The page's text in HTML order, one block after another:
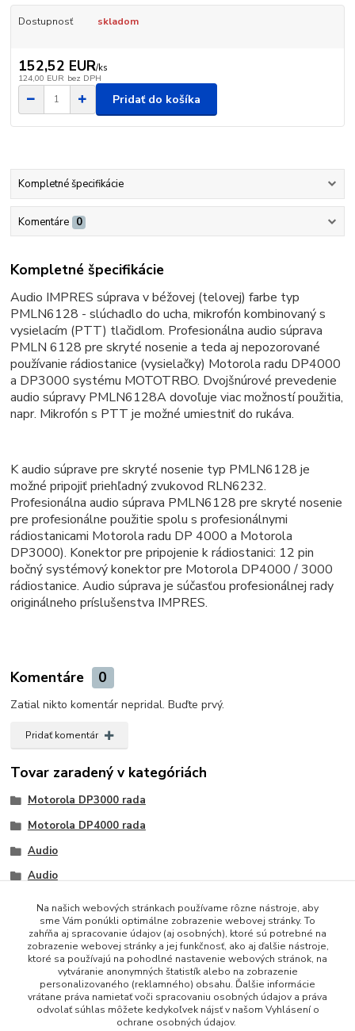
Dostupnosť skladom
152,52 EUR/ks
124,00 EUR bez DPH
Pridať do košíka
Kompletné špecifikácie
Komentáre 0
Kompletné špecifikácie
Audio IMPRES súprava v béžovej (telovej) farbe typ
PMLN6128 - slúchadlo do ucha, mikrofón kombinovaný s
vysielacím (PTT) tlačidlom. Profesionálna audio súprava
PMLN 6128 pre skryté nosenie a teda aj nepozorované
používanie rádiostanice (vysielačky) Motorola radu DP4000
a DP3000 systému MOTOTRBO. Dvojšnúrové prevedenie
audio súpravy PMLN6128A dovoľuje viac možností použitia,
napr. Mikrofón s PTT je možné umiestniť do rukáva.
K audio súprave pre skryté nosenie typ PMLN6128 je
možné pripojiť priehľadný zvukovod RLN6232.
Profesionálna audio súprava PMLN6128 pre skryté nosenie
pre profesionálne použitie spolu s profesionálnymi
rádiostanicami Motorola radu DP 4000 a Motorola
DP3000). Konektor pre pripojenie k rádiostanici: 12 pin
bočný systémový konektor pre Motorola DP4000 / 3000
rádiostanice. Audio súprava je súčasťou profesionálnej rady
originálneho príslušenstva IMPRES.
Komentáre 0
Zatial nikto komentár nepridal. Buďte prvý.
Pridať komentár
Tovar zaradený v kategóriách
Motorola DP3000 rada
Motorola DP4000 rada
Audio
Audio
+421 948 229 224
Na našich webových stránkach používame rôzne nástroje, aby
sme Vám ponúkli optimálne zobrazenie webovej stránky. To
zahŕňa aj spracovanie údajov (aj osobných), ktoré sú potrebné na
zobrazenie webovej stránky a jej funkčnosť, ako aj ďalšie nástroje,
ktoré sa používajú na pohodlné nastavenie webových stránok, na
vytváranie anonymných štatistík alebo na zobrazenie
personalizovaného (reklamného) obsahu. Ďalšie informácie
vrátane práva namietať voči spracovaniu osobných údajov a práva
odvolať súhlas môžete kedykoľvek nájsť v našom Vyhlásení o
ochrane osobných údajov.